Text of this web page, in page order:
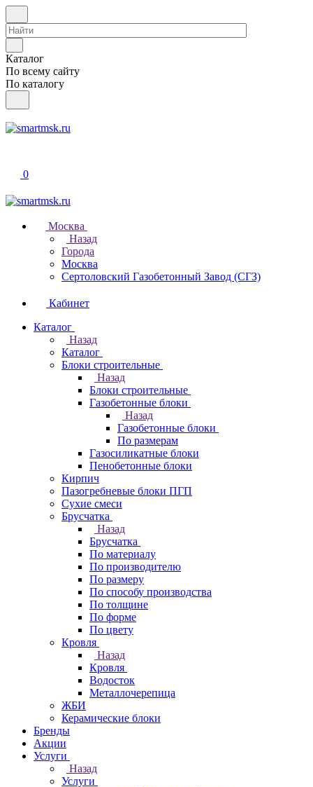
Каталог
По всему сайту
По каталогу
0
Москва
Назад
Города
Москва
Сертоловский Газобетонный Завод (СГЗ)
Кабинет
Каталог
Назад
Каталог
Блоки строительные
Назад
Блоки строительные
Газобетонные блоки
Назад
Газобетонные блоки
По размерам
Газосиликатные блоки
Пенобетонные блоки
Кирпич
Пазогребневые блоки ПГП
Сухие смеси
Брусчатка
Назад
Брусчатка
По материалу
По производителю
По размеру
По способу производства
По толщине
По форме
По цвету
Кровля
Назад
Кровля
Водосток
Металлочерепица
ЖБИ
Керамические блоки
Бренды
Акции
Услуги
Назад
Услуги